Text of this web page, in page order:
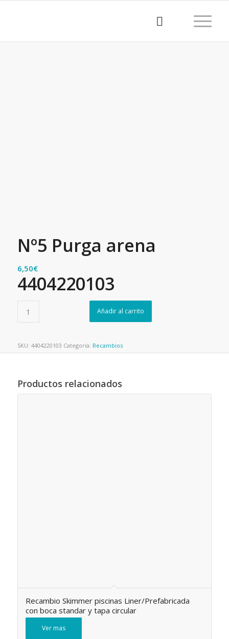
Nº5 Purga arena
6,50€
4404220103
Añadir al carrito
SKU: 4404220103 Categoría: Recambios
Productos relacionados
Recambio Skimmer piscinas Liner/Prefabricada
con boca standar y tapa circular
Ver mas